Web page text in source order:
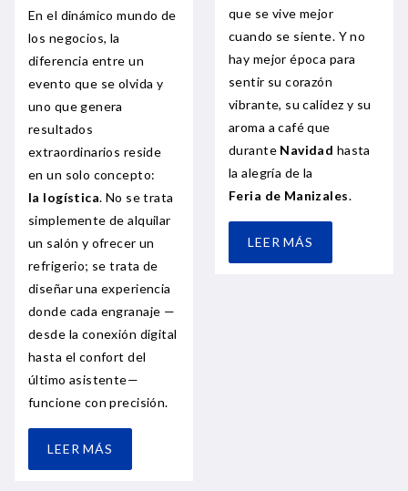
En el dinámico mundo de
los negocios, la
diferencia entre un
evento que se olvida y
uno que genera
resultados
extraordinarios reside
en un solo concepto:
la logística. No se trata
simplemente de alquilar
un salón y ofrecer un
refrigerio; se trata de
diseñar una experiencia
donde cada engranaje —
desde la conexión digital
hasta el confort del
último asistente—
funcione con precisión.
LEER MÁS
que se vive mejor
cuando se siente. Y no
hay mejor época para
sentir su corazón
vibrante, su calidez y su
aroma a café que
durante Navidad hasta
la alegría de la
Feria de Manizales.
LEER MÁS